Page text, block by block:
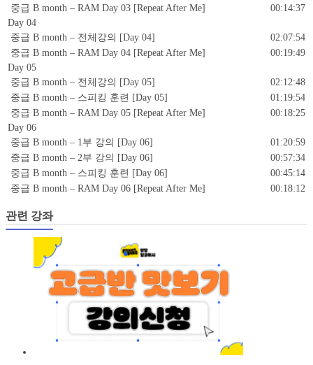
중급 B month – RAM Day 03 [Repeat After Me]
00:14:37
Day 04
중급 B month – 전체강의 [Day 04]
02:07:54
중급 B month – RAM Day 04 [Repeat After Me]
00:19:49
Day 05
중급 B month – 전체강의 [Day 05]
02:12:48
중급 B month – 스피킹 훈련 [Day 05]
01:19:54
중급 B month – RAM Day 05 [Repeat After Me]
00:18:25
Day 06
중급 B month – 1부 강의 [Day 06]
01:20:59
중급 B month – 2부 강의 [Day 06]
00:57:34
중급 B month – 스피킹 훈련 [Day 06]
00:45:14
중급 B month – RAM Day 06 [Repeat After Me]
00:18:12
관련 강좌